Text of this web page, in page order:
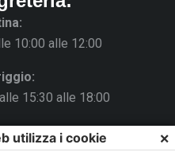
10:00 alle 12:00
15:30 alle 18:00
utilizza i cookie ×